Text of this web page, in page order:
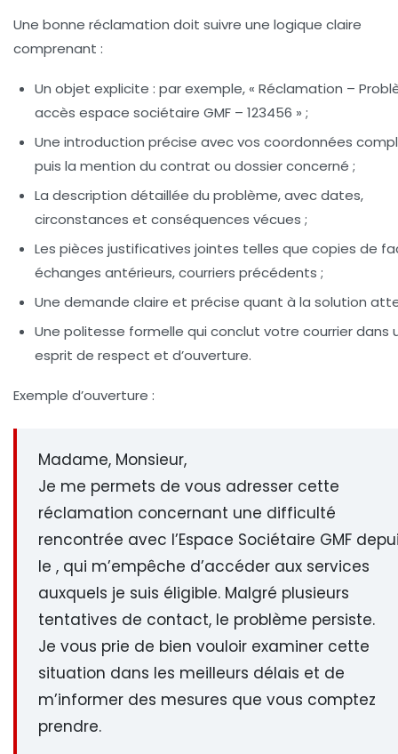
Une bonne réclamation doit suivre une logique claire
comprenant :
Un objet explicite : par exemple, « Réclamation –
accès espace sociétaire GMF – 123456 » ;
Une introduction précise avec vos coordonnées
puis la mention du contrat ou dossier concerné ;
La description détaillée du problème, avec dates,
circonstances et conséquences vécues ;
Les pièces justificatives jointes telles que copies de
échanges antérieurs, courriers précédents ;
Une demande claire et précise quant à la solution
Une politesse formelle qui conclut votre courrier dans
esprit de respect et d’ouverture.
Exemple d’ouverture :
Madame, Monsieur,
Je me permets de vous adresser cette
réclamation concernant une difficulté
rencontrée avec l’Espace Sociétaire GMF
le , qui m’empêche d’accéder aux services
auxquels je suis éligible. Malgré plusieurs
tentatives de contact, le problème persiste.
Je vous prie de bien vouloir examiner cette
situation dans les meilleurs délais et de
m’informer des mesures que vous comptez
prendre.